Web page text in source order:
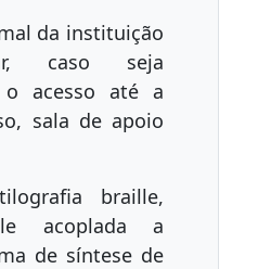
da instituição
caso seja
o acesso até a
sala de apoio
braille,
acoplada a
de síntese de